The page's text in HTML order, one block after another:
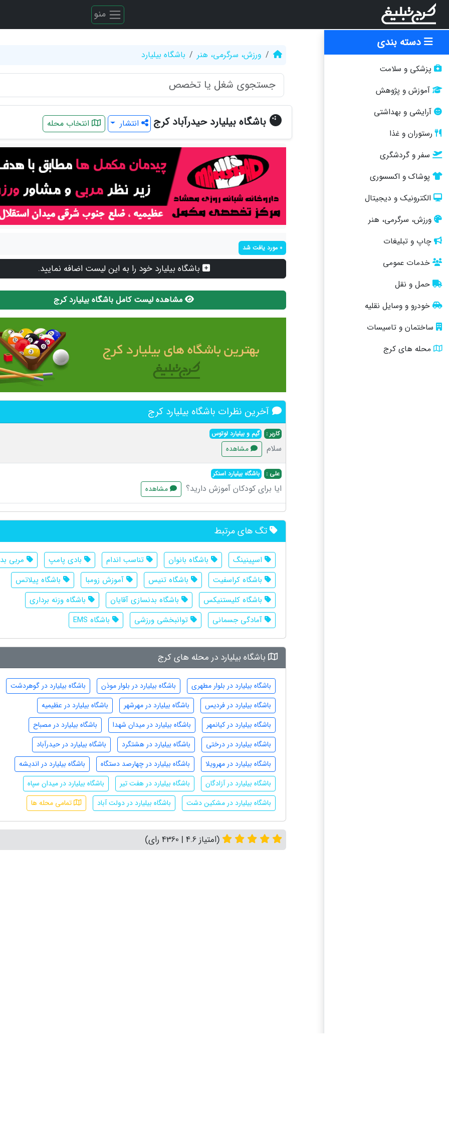
منو
دسته بندی
پزشکی و سلامت
آموزش و پژوهش
آرایشی و بهداشتی
رستوران و غذا
سفر و گردشگری
پوشاک و اکسسوری
الکترونیک و دیجیتال
ورزش، سرگرمی، هنر
چاپ و تبلیغات
خدمات عمومی
حمل و نقل
خودرو و وسایل نقلیه
ساختمان و تاسیسات
محله های کرج
ورزش، سرگرمی، هنر باشگاه بیلیارد
باشگاه بیلیارد حیدرآباد کرج انتشار انتخاب محله
0 مورد یافت شد
باشگاه بیلیارد خود را به این لیست اضافه نمایید.
مشاهده لیست کامل باشگاه بیلیارد کرج
آخرین نظرات باشگاه بیلیارد کرج
کاربر : گیم و بیلیارد لوتوس
سلام مشاهده
علی : باشگاه بیلیارد اسنکر
ایا برای کودکان آموزش دارید؟ مشاهده
تگ های مرتبط
اسپینینگ باشگاه بانوان تناسب اندام بادی پامپ
مربی
باشگاه کراسفیت
باشگاه تنیس آموزش زومبا
باشگاه پیلاتس
باشگاه کلیستنیکس
باشگاه بدنسازی آقایان
باشگاه وزنه برداری
آمادگی جسمانی
توانبخشی ورزشی باشگاه EMS
باشگاه بیلیارد در محله های کرج
باشگاه بیلیارد در بلوار مطهری باشگاه بیلیارد در بلوار موذن
باشگاه بیلیارد در گوهردشت
باشگاه بیلیارد در فردیس
باشگاه بیلیارد در مهرشهر
باشگاه بیلیارد در عظیمیه
باشگاه بیلیارد در کیانمهر
باشگاه بیلیارد در میدان شهدا
باشگاه بیلیارد در مصباح
باشگاه بیلیارد در درختی
باشگاه بیلیارد در هشتگرد
باشگاه بیلیارد در حیدرآباد
باشگاه بیلیارد در مهرویلا
باشگاه بیلیارد در چهارصد دستگاه
باشگاه بیلیارد در اندیشه
باشگاه بیلیارد در آزادگان
باشگاه بیلیارد در هفت تیر
باشگاه بیلیارد در میدان سپاه
باشگاه بیلیارد در مشکین دشت
باشگاه بیلیارد در دولت آباد تمامی محله ها
(امتیاز 4.6 | 4360 رای)